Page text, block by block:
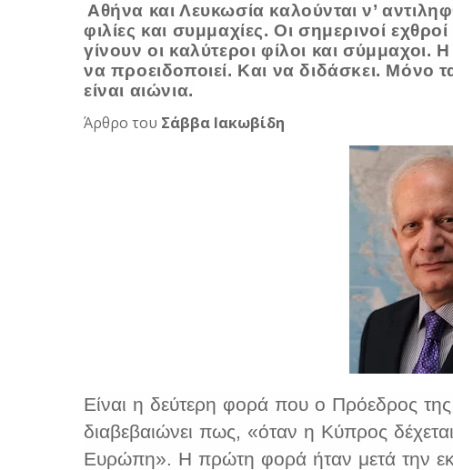
Αθήνα και Λευκωσία καλούνται ν’
φιλίες και συμμαχίες. Οι σημερινοί
γίνουν οι καλύτεροι φίλοι και
να προειδοποιεί. Και να διδάσκει. Μόνο
είναι αιώνια.
Άρθρο του Σάββα Ιακωβίδη
Είναι η δεύτερη φορά που ο Πρόεδρος
διαβεβαιώνει πως, «όταν η Κύπρος
Ευρώπη». Η πρώτη φορά ήταν μετά την